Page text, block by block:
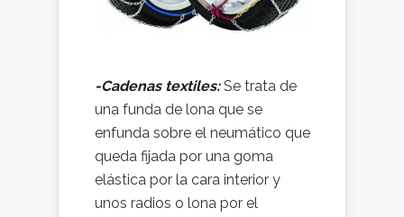
-Cadenas textiles:Se trata de
una funda de lona que se
enfunda sobre el neumático que
queda fijada por una goma
elástica por la cara interior y
unos radios o lona por el